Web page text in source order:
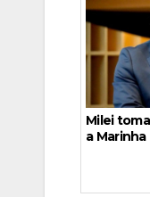
Milei
a Marinha